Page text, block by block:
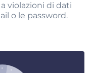
violazioni di dati
o le password.